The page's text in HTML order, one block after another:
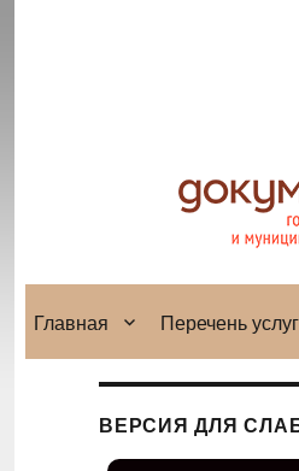
Главная Перечень услуг
ВЕРСИЯ ДЛЯ